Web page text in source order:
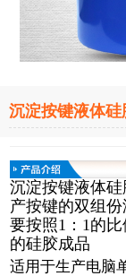
沉淀按键液体硅
沉淀按键液体
产按键的双组
要按照1：1的
的硅胶成品
适用于生产电脑